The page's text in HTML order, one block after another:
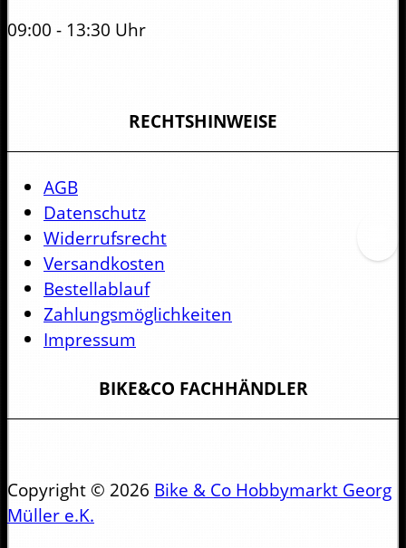
09:00 - 13:30 Uhr
RECHTSHINWEISE
AGB
Datenschutz
Widerrufsrecht
Versandkosten
Bestellablauf
Zahlungsmöglichkeiten
Impressum
BIKE&CO FACHHÄNDLER
Copyright © 2026 Bike & Co Hobbymarkt Georg
Müller e.K.